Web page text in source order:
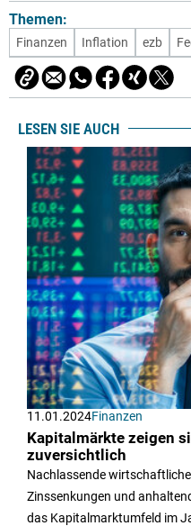
Themen:
Finanzen Inflation ezb
LESEN SIE AUCH
11.01.2024Finanzen
Kapitalmärkte zeigen
zuversichtlich
Nachlassende
Zinssenkungen und
das Kapitalmarktumfeld im